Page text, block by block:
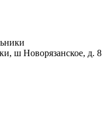
ш Новорязанское, д. 8